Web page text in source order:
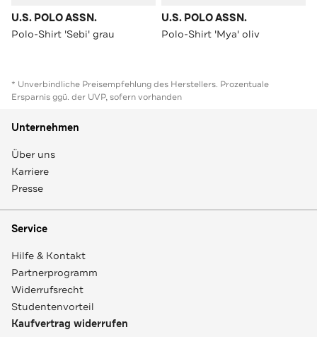
U.S. POLO ASSN.
Polo-Shirt 'Sebi' grau
U.S. POLO ASSN.
Polo-Shirt 'Mya' oliv
* Unverbindliche Preisempfehlung des Herstellers. Prozentuale
Ersparnis ggü. der UVP, sofern vorhanden
Unternehmen
Über uns
Karriere
Presse
Service
Hilfe & Kontakt
Partnerprogramm
Widerrufsrecht
Studentenvorteil
Kaufvertrag widerrufen